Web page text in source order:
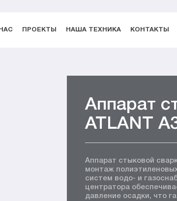
ПРОЕКТЫ НАША ТЕХНИКА КОНТАКТЫ
Аппарат
ATLANT
Аппарат стыковой
монтаж
систем водо- и
центратора
давление осадки, что